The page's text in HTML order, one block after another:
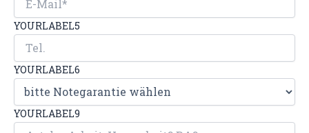
YOURLABEL5
YOURLABEL6
YOURLABEL9